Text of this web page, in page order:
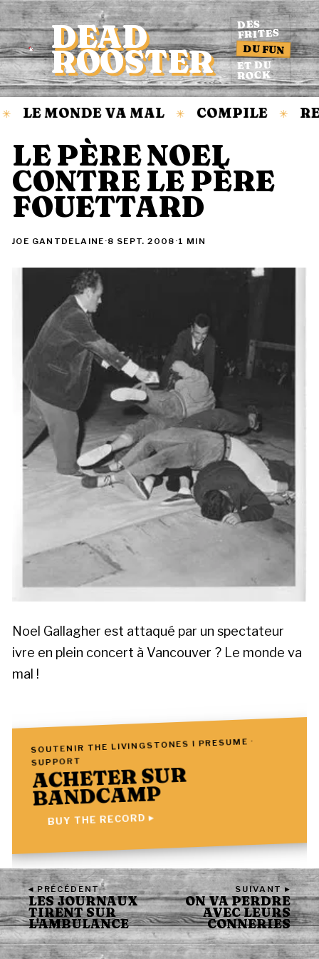
Accueil
DEAD
ROOSTER
DES
FRITES
DU FUN
ET DU
ROCK
LE MONDE VA MAL ✳ COMPILE ✳
LE PÈRE NOEL
CONTRE LE PÈRE
FOUETTARD
JOE GANTDELAINE ·8 SEPT. 2008 ·1 MIN
Noel Gallagher est attaqué par un spectateur
ivre en plein concert à Vancouver ? Le monde va
mal !
SOUTENIR THE LIVINGSTONES I PRESUME ·
SUPPORT
ACHETER SUR
BANDCAMP
BUY THE RECORD ▸
◂ PRÉCÉDENT
LES JOURNAUX
TIRENT SUR
L'AMBULANCE
SUIVANT ▸
ON VA PERDRE
AVEC LEURS
CONNERIES